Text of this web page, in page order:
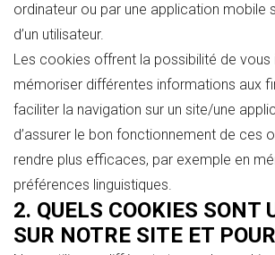
ordinateur ou par une application mobile
d’un utilisateur.
Les cookies offrent la possibilité de vous
mémoriser différentes informations aux
faciliter la navigation sur un site/une
d’assurer le bon fonctionnement de ces
rendre plus efficaces, par exemple en
préférences linguistiques.
2. QUELS COOKIES SONT
SUR NOTRE SITE ET